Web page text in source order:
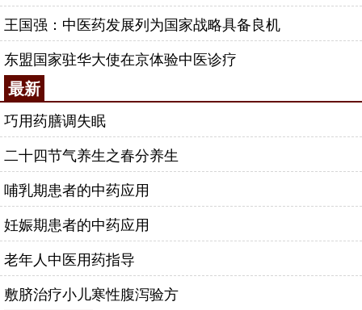
王国强：中医药发展列为国家战略具备良机
东盟国家驻华大使在京体验中医诊疗
最新
巧用药膳调失眠
二十四节气养生之春分养生
哺乳期患者的中药应用
妊娠期患者的中药应用
老年人中医用药指导
敷脐治疗小儿寒性腹泻验方